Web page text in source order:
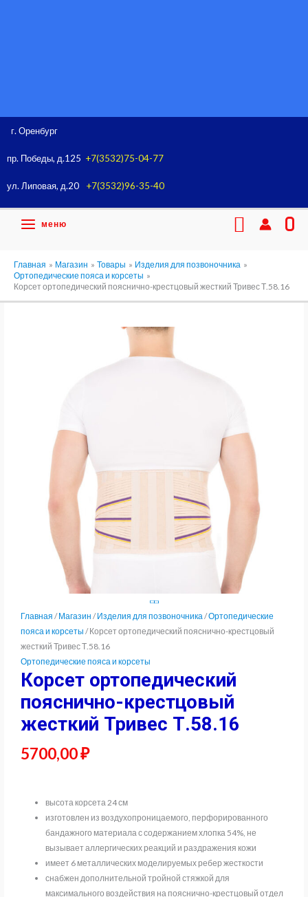
г. Оренбург
пр. Победы, д.125 +7(3532)75-04-77
ул. Липовая, д.20 +7(3532)96-35-40
меню Поиск
Главная Магазин Товары
Изделия для позвоночника
Ортопедические пояса и корсеты
Корсет ортопедический пояснично-крестцовый жесткий Тривес Т.58.16
Главная /Магазин /Изделия для позвоночника /Ортопедические
пояса и корсеты / Корсет ортопедический пояснично-крестцовый
жесткий Тривес Т.58.16
Ортопедические пояса и корсеты
Корсет ортопедический
пояснично-крестцовый
жесткий Тривес Т.58.16
5700,00₽
высота корсета 24 см
изготовлен из воздухопроницаемого, перфорированного
бандажного материала с содержанием хлопка 54%, не
вызывает аллергических реакций и раздражения кожи
имеет 6 металлических моделируемых ребер жесткости
снабжен дополнительной тройной стяжкой для
максимального воздействия на пояснично-крестцовый отдел